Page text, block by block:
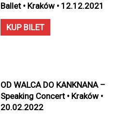
Ballet • Kraków • 12.12.2021
KUP BILET
OD WALCA DO KANKNANA –
Speaking Concert • Kraków •
20.02.2022